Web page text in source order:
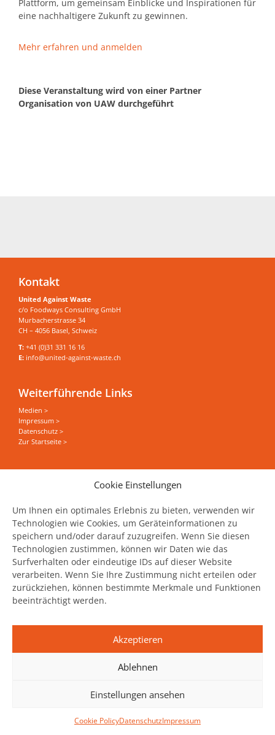
Cookie Einstellungen
Um Ihnen ein optimales Erlebnis zu bieten, verwenden wir
Technologien wie Cookies, um Geräteinformationen zu
speichern und/oder darauf zuzugreifen. Wenn Sie diesen
Technologien zustimmen, können wir Daten wie das
Surfverhalten oder eindeutige IDs auf dieser Website
verarbeiten. Wenn Sie Ihre Zustimmung nicht erteilen oder
zurückziehen, können bestimmte Merkmale und Funktionen
beeinträchtigt werden.
Akzeptieren
Ablehnen
Einstellungen ansehen
Cookie PolicyDatenschutzImpressum
Plattform, um gemeinsam Einblicke und Inspirationen für
eine nachhaltigere Zukunft zu gewinnen.
Mehr erfahren und anmelden
Diese Veranstaltung wird von einer Partner
Organisation von UAW durchgeführt
Kontakt
United Against Waste
c/o Foodways Consulting GmbH
Murbacherstrasse 34
CH – 4056 Basel, Schweiz
T: +41 (0)31 331 16 16
E: info@united-against-waste.ch
Weiterführende Links
Medien >
Impressum >
Datenschutz >
Zur Startseite >
Sie wollen alles zum Thema Food Save erfahren?
News, Events und Stories direkt in Ihrer Mailbox
haben?
Jetzt unseren Newsletter abonnieren
United Against Waste wird unterstützt
© Copyright 2013 - 2026United Against Waste. All rights reserved.